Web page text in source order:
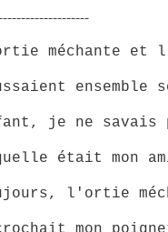
méchante et
je ne savais
était mon
l'ortie